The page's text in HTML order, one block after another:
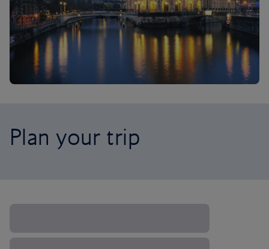
Plan your trip